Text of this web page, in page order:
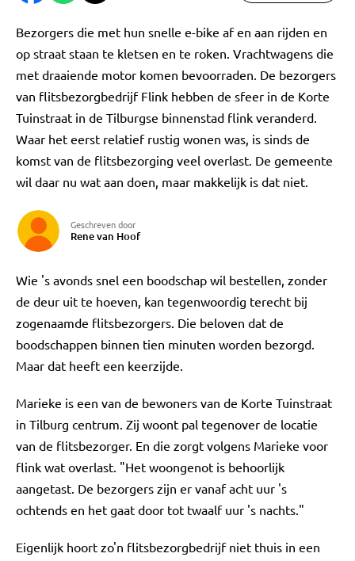
Bezorgers die met hun snelle e-bike af en aan rijden en
op straat staan te kletsen en te roken. Vrachtwagens die
met draaiende motor komen bevoorraden. De bezorgers
van flitsbezorgbedrijf Flink hebben de sfeer in de Korte
Tuinstraat in de Tilburgse binnenstad flink veranderd.
Waar het eerst relatief rustig wonen was, is sinds de
komst van de flitsbezorging veel overlast. De gemeente
wil daar nu wat aan doen, maar makkelijk is dat niet.
Geschreven door
Rene van Hoof
Wie 's avonds snel een boodschap wil bestellen, zonder
de deur uit te hoeven, kan tegenwoordig terecht bij
zogenaamde flitsbezorgers. Die beloven dat de
boodschappen binnen tien minuten worden bezorgd.
Maar dat heeft een keerzijde.
Marieke is een van de bewoners van de Korte Tuinstraat
in Tilburg centrum. Zij woont pal tegenover de locatie
van de flitsbezorger. En die zorgt volgens Marieke voor
flink wat overlast. "Het woongenot is behoorlijk
aangetast. De bezorgers zijn er vanaf acht uur 's
ochtends en het gaat door tot twaalf uur 's nachts."
Eigenlijk hoort zo'n flitsbezorgbedrijf niet thuis in een